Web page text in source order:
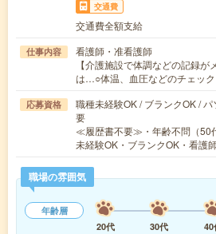
交通費
交通費全額支給
仕事内容
看護師・准看護師
【介護施設で体調などの記録
は…○体温、血圧などのチェッ
応募資格
職種未経験OK / ブランクOK /
要
≪履歴書不要≫・年齢不問（50
未経験OK・ブランクOK・看護
職場の雰囲気
年齢層
20代
30代 40